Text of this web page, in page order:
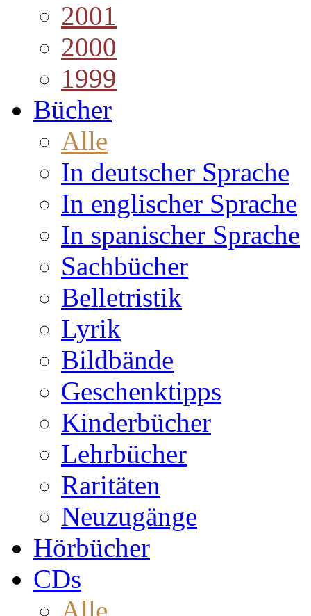
2001
2000
1999
Bücher
Alle
In deutscher Sprache
In englischer Sprache
In spanischer Sprache
Sachbücher
Belletristik
Lyrik
Bildbände
Geschenktipps
Kinderbücher
Lehrbücher
Raritäten
Neuzugänge
Hörbücher
CDs